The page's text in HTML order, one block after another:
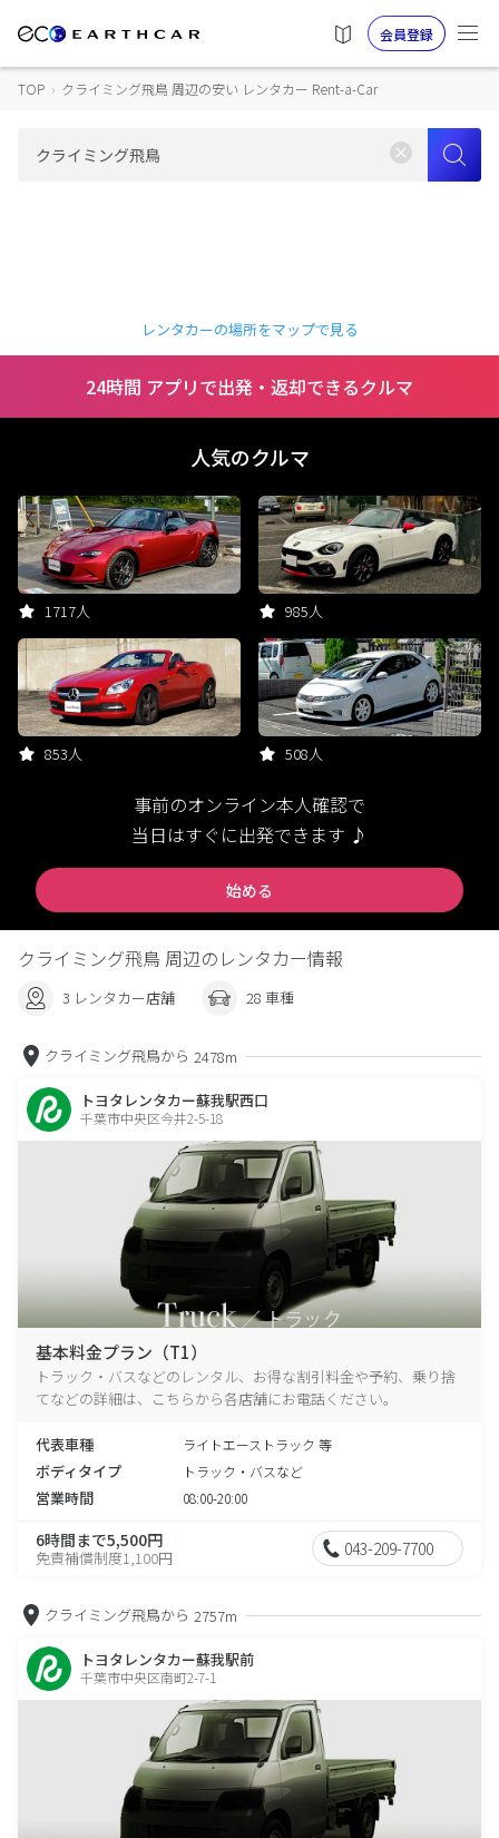
会員登録
TOP › クライミング飛鳥 周辺の安い レンタカー Rent-a-Car
レンタカーの場所をマップで見る
24時間 アプリで出発・返却できるクルマ
人気のクルマ
1717人 985人
853人 508人
事前のオンライン本人確認で
当日はすぐに出発できます ♪
始める
クライミング飛鳥 周辺のレンタカー情報
3 レンタカー店舗 28 車種
クライミング飛鳥から 2478m
トヨタレンタカー蘇我駅西口
千葉市中央区今井2-5-18
基本料金プラン（T1）
トラック・バスなどのレンタル、お得な割引料金や予約、乗り捨
てなどの詳細は、こちらから各店舗にお電話ください。
代表車種 ライトエーストラック 等
ボディタイプ トラック・バスなど
営業時間 08:00-20:00
6時間まで5,500円
免責補償制度1,100円 043-209-7700
クライミング飛鳥から 2757m
トヨタレンタカー蘇我駅前
千葉市中央区南町2-7-1